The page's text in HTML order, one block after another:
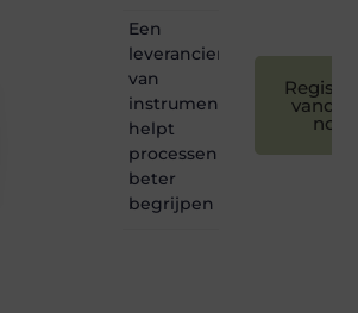
Een
leverancier
van
instrumentatie
helpt
processen
beter
begrijpen
nog